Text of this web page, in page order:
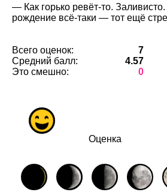
— Как горько ревёт-то. Заливисто.
рождение всё-таки — тот ещё
Всего оценок:
7
Средний балл:
4.57
Это смешно:
0
Оценка